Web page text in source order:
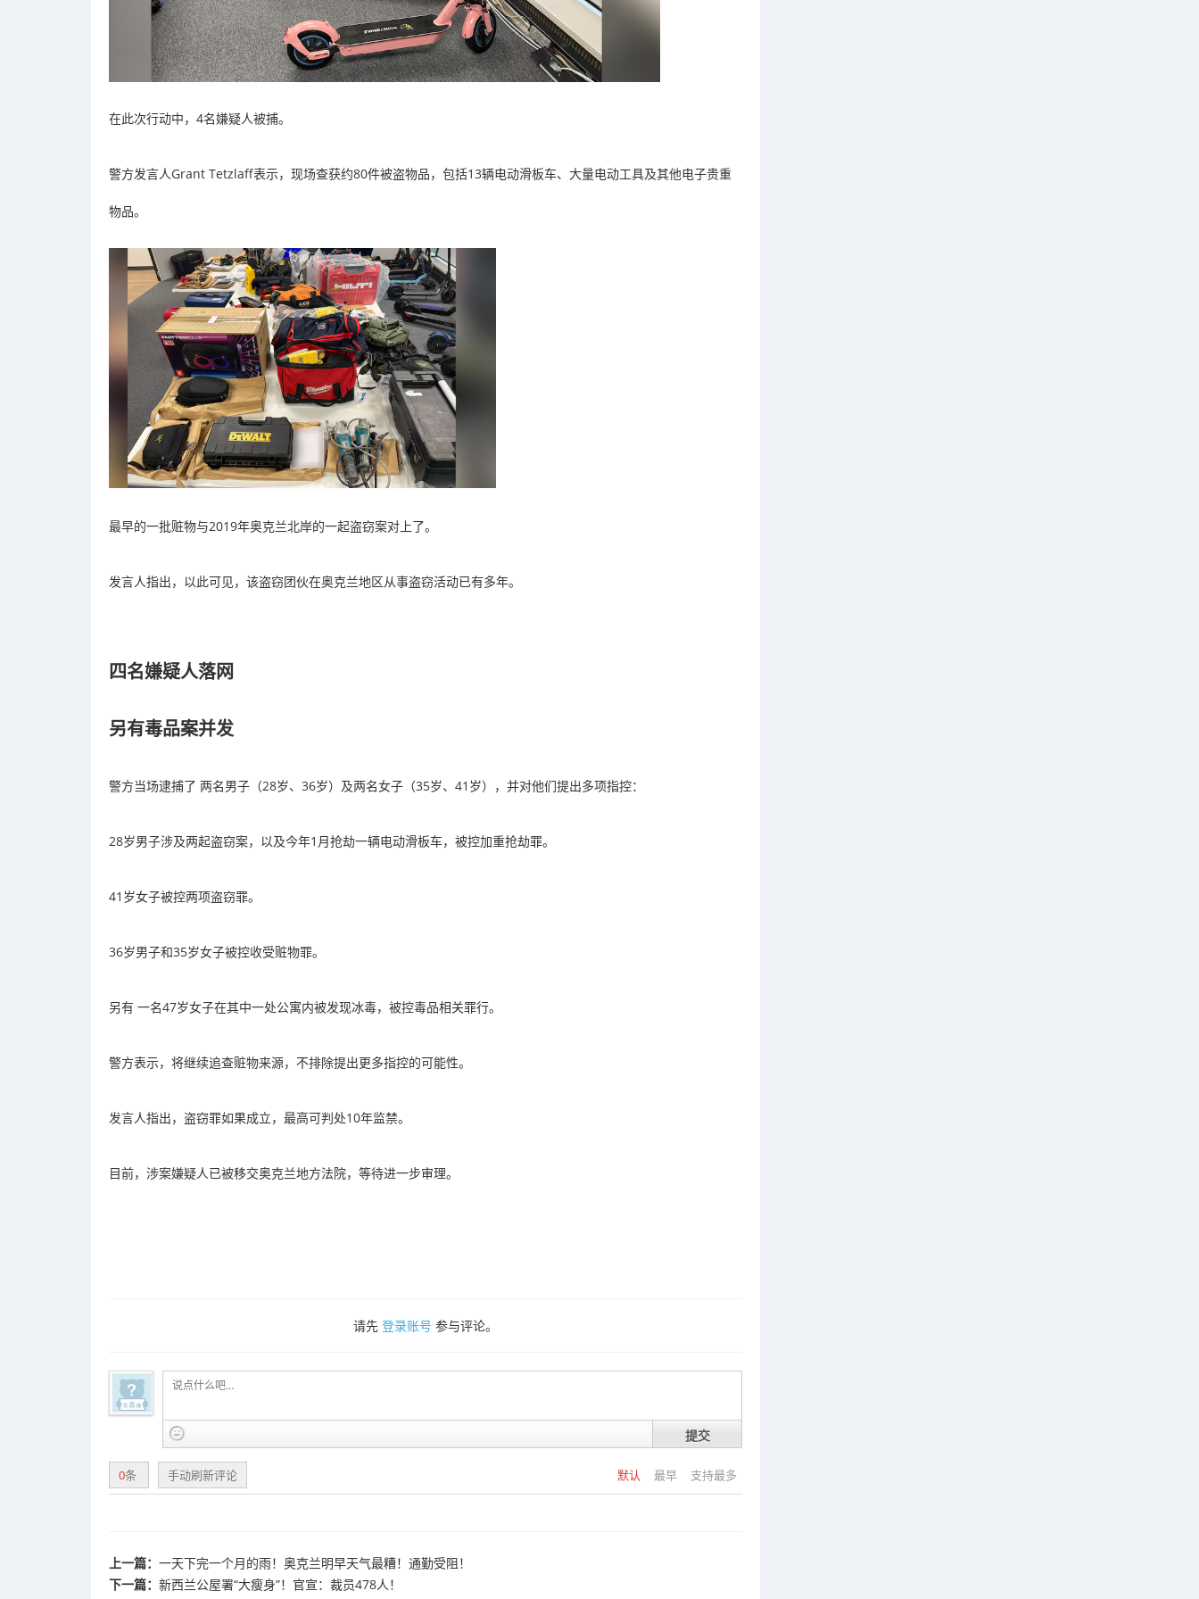
在此次行动中，4名嫌疑人被捕。
警方发言人Grant Tetzlaff表示，现场查获约80件被盗物品，包括13辆电动滑板车、大量电动工具及其他电子贵重
物品。
最早的一批赃物与2019年奥克兰北岸的一起盗窃案对上了。
发言人指出，以此可见，该盗窃团伙在奥克兰地区从事盗窃活动已有多年。
四名嫌疑人落网
另有毒品案并发
警方当场逮捕了 两名男子（28岁、36岁）及两名女子（35岁、41岁），并对他们提出多项指控：
28岁男子涉及两起盗窃案，以及今年1月抢劫一辆电动滑板车，被控加重抢劫罪。
41岁女子被控两项盗窃罪。
36岁男子和35岁女子被控收受赃物罪。
另有 一名47岁女子在其中一处公寓内被发现冰毒，被控毒品相关罪行。
警方表示， 将继续追查赃物来源，不排除提出更多指控的可能性。
发言人指出，盗窃罪如果成立，最高可判处10年监禁。
目前，涉案嫌疑人已被移交奥克兰地方法院，等待进一步审理。
请先 登录账号 参与评论。
提交
默认 最早 支持最多
0条 手动刷新评论
上一篇： 一天下完一个月的雨！奥克兰明早天气最糟！通勤受阻！
下一篇： 新西兰公屋署“大瘦身”！官宣：裁员478人！